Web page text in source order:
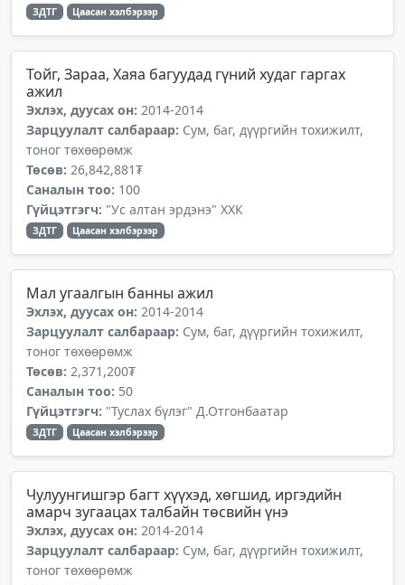
ЗДТГ Цаасан хэлбэрээр
Тойг, Зараа, Хаяа багуудад гүний худаг гаргах
ажил
Эхлэх, дуусах он: 2014-2014
Зарцуулалт салбараар: Сум, баг, дүүргийн тохижилт,
тоног төхөөрөмж
Төсөв: 26,842,881₮
Саналын тоо: 100
Гүйцэтгэгч: "Ус алтан эрдэнэ" ХХК
ЗДТГ Цаасан хэлбэрээр
Мал угаалгын банны ажил
Эхлэх, дуусах он: 2014-2014
Зарцуулалт салбараар: Сум, баг, дүүргийн тохижилт,
тоног төхөөрөмж
Төсөв: 2,371,200₮
Саналын тоо: 50
Гүйцэтгэгч: "Туслах бүлэг" Д.Отгонбаатар
ЗДТГ Цаасан хэлбэрээр
Чулуунгишгэр багт хүүхэд, хөгшид, иргэдийн
амарч зугаацах талбайн төсвийн үнэ
Эхлэх, дуусах он: 2014-2014
Зарцуулалт салбараар: Сум, баг, дүүргийн тохижилт,
тоног төхөөрөмж